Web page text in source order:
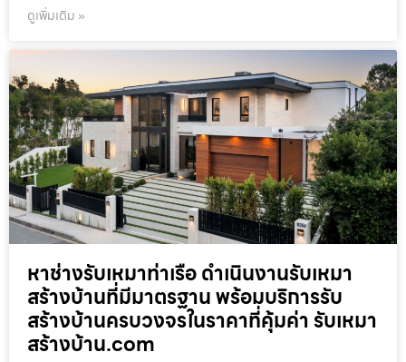
ดูเพิ่มเติม »
หาช่างรับเหมาท่าเรือ ดำเนินงานรับเหมา
สร้างบ้านที่มีมาตรฐาน พร้อมบริการรับ
สร้างบ้านครบวงจรในราคาที่คุ้มค่า รับเหมา
สร้างบ้าน.com